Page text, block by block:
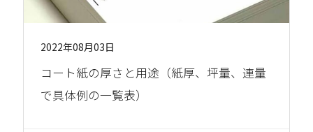
2022年08月03日
コート紙の厚さと用途（紙厚、坪量、連量
で具体例の一覧表）